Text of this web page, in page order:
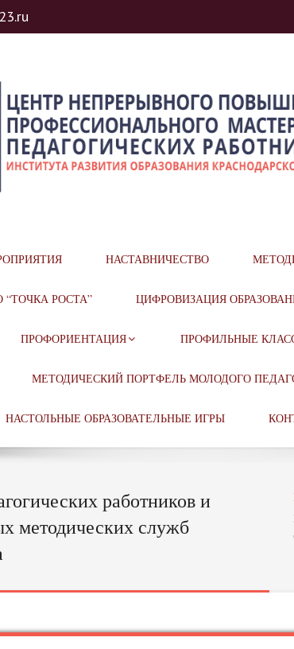
ПОВЫШЕНИЯ
НАСТАВНИЧЕСТВО
“ТОЧКА РОСТА” ЦИФРОВИЗАЦИЯ
ПРОФОРИЕНТАЦИЯ ПРОФИЛЬНЫЕ
МЕТОДИЧЕСКИЙ ПОРТФЕЛЬ МОЛОДОГО
НАСТОЛЬНЫЕ ОБРАЗОВАТЕЛЬНЫЕ ИГРЫ
работников и
методических служб